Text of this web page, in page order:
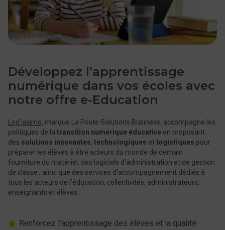
Développez l’apprentissage
numérique dans vos écoles avec
notre offre e-Education
Log’issimo, marque La Poste Solutions Business, accompagne les
politiques de la transition numérique éducative en proposant
des solutions innovantes, technologiques et logistiques pour
préparer les élèves à être acteurs du monde de demain :
fourniture du matériel, des logiciels d'administration et de gestion
de classe ; ainsi que des services d’accompagnement dédiés à
tous les acteurs de l’éducation, collectivités, administrateurs,
enseignants et élèves.
Renforcez l’apprentissage des élèves et la qualité